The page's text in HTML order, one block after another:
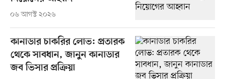
০৬ আগস্ট ২০২৬
কানাডার চাকরির লোভ: প্রতারক
থেকে সাবধান, জানুন কানাডার
জব ভিসার প্রক্রিয়া